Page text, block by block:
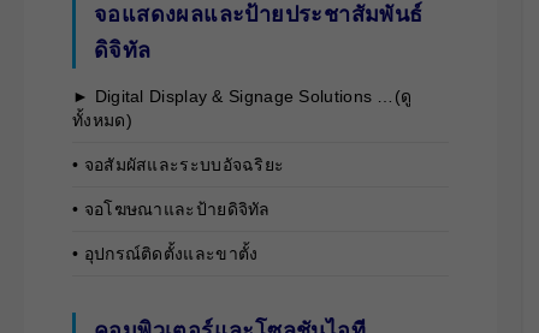
จอแสดงผลและป้ายประชาสัมพันธ์
ดิจิทัล
► Digital Display & Signage Solutions …(ดู
ทั้งหมด)
• จอสัมผัสและระบบอัจฉริยะ
• จอโฆษณาและป้ายดิจิทัล
• อุปกรณ์ติดตั้งและขาตั้ง